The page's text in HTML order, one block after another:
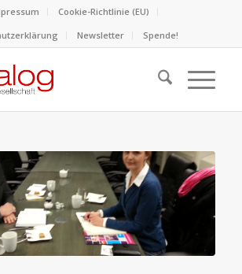
Cookie-Richtlinie (EU)
Newsletter Spende!